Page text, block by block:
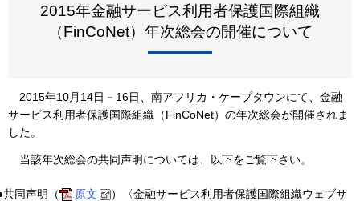
2015年金融サービス利用者保護国際組織
（FinCoNet）年次総会の開催について
2015年10月14日－16日、南アフリカ・ケープタウンにて、金融
サービス利用者保護国際組織（FinCoNet）の年次総会が開催されま
した。
当該年次総会の共同声明については、以下をご覧下さい。
共同声明（ 原文
）〈金融サービス利用者保護国際組織ウェブサ